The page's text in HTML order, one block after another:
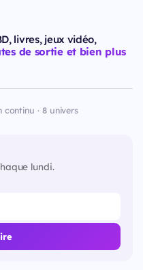
livres, jeux vidéo,
de sortie et bien plus
continu · 8 univers
lundi.